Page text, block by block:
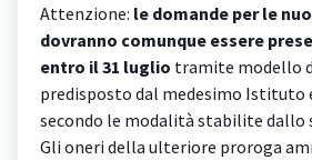
Attenzione: le domande per le
dovranno comunque essere
entro il 31 luglio tramite modello
predisposto dal medesimo Istituto
secondo le modalità stabilite dallo
Gli oneri della ulteriore proroga